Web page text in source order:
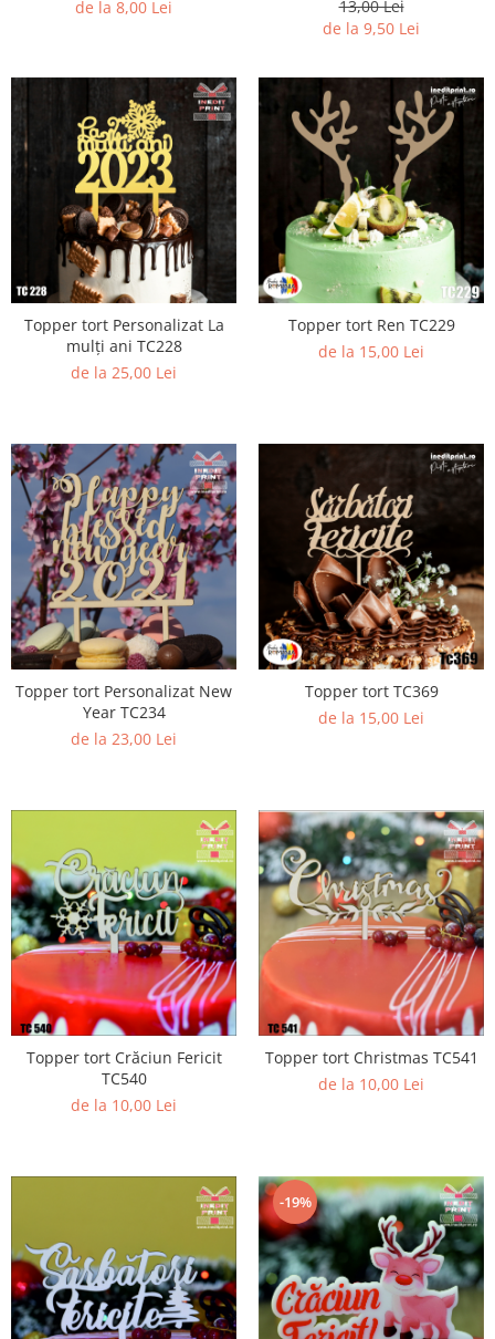
de la 8,00 Lei
13,00 Lei
de la 9,50 Lei
Topper tort Personalizat La
mulți ani TC228
de la 25,00 Lei
Topper tort Ren TC229
de la 15,00 Lei
Topper tort Personalizat New
Year TC234
de la 23,00 Lei
Topper tort TC369
de la 15,00 Lei
Topper tort Crăciun Fericit
TC540
de la 10,00 Lei
Topper tort Christmas TC541
de la 10,00 Lei
-19%